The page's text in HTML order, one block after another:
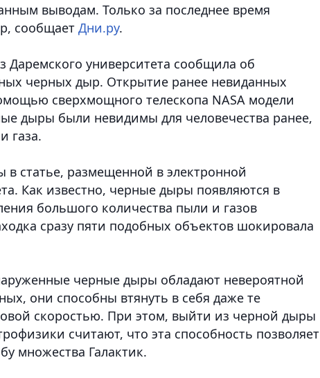
выводам. Только за последнее время
сообщает Дни.ру.
университета сообщила об
черных дыр. Открытие ранее невиданных
сверхмощного телескопа NASA модели
дыры были невидимы для человечества ранее,
газа.
в статье, размещенной в электронной
Как известно, черные дыры появляются в
большого количества пыли и газов
сразу пяти подобных объектов шокировала
черные дыры обладают невероятной
они способны втянуть в себя даже те
скоростью. При этом, выйти из черной дыры
считают, что эта способность позволяет
множества Галактик.